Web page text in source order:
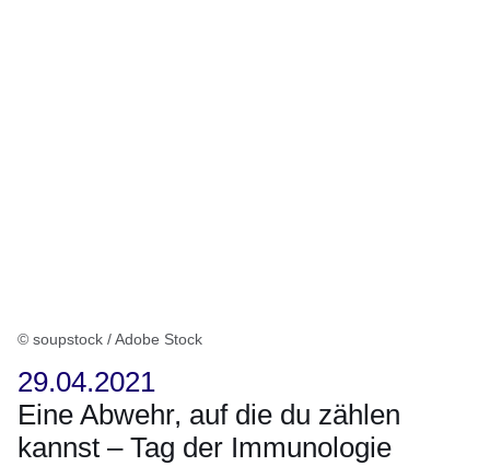
© soupstock / Adobe Stock
29.04.2021
Eine Abwehr, auf die du zählen
kannst – Tag der Immunologie